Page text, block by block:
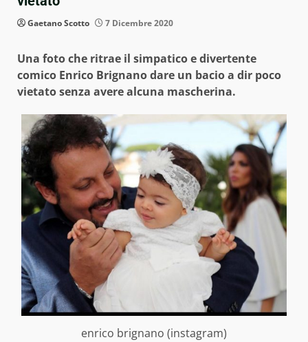
Gaetano Scotto 7 Dicembre 2020
Una foto che ritrae il simpatico e divertente
comico Enrico Brignano dare un bacio a dir poco
vietato senza avere alcuna mascherina.
enrico brignano (instagram)